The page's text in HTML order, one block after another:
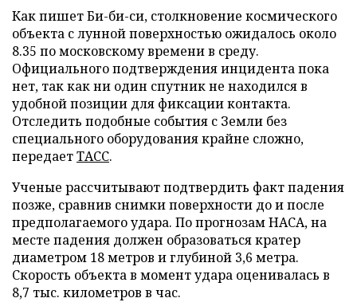
Как пишет Би-би-си, столкновение космического
объекта с лунной поверхностью ожидалось около
8.35 по московскому времени в среду.
Официального подтверждения инцидента пока
нет, так как ни один спутник не находился в
удобной позиции для фиксации контакта.
Отследить подобные события с Земли без
специального оборудования крайне сложно,
передаетТАСС.
Ученые рассчитывают подтвердить факт падения
позже, сравнив снимки поверхности до и после
предполагаемого удара. По прогнозам НАСА, на
месте падения должен образоваться кратер
диаметром 18 метров и глубиной 3,6 метра.
Скорость объекта в момент удара оценивалась в
8,7 тыс. километров в час.